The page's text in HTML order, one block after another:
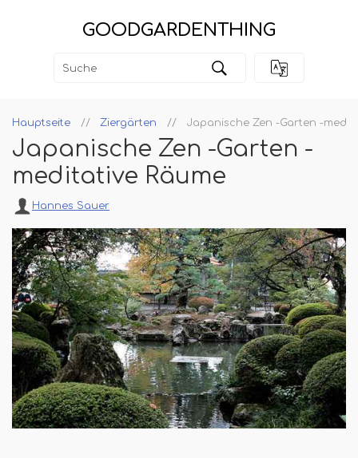
GOODGARDENTHING
Hauptseite Ziergärten Japanische Zen -Garten -
Japanische Zen -Garten -
meditative Räume
Hannes Sauer